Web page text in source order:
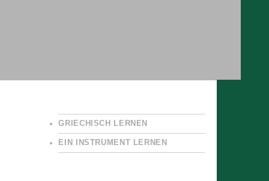
GRIECHISCH LERNEN
EIN INSTRUMENT LERNEN